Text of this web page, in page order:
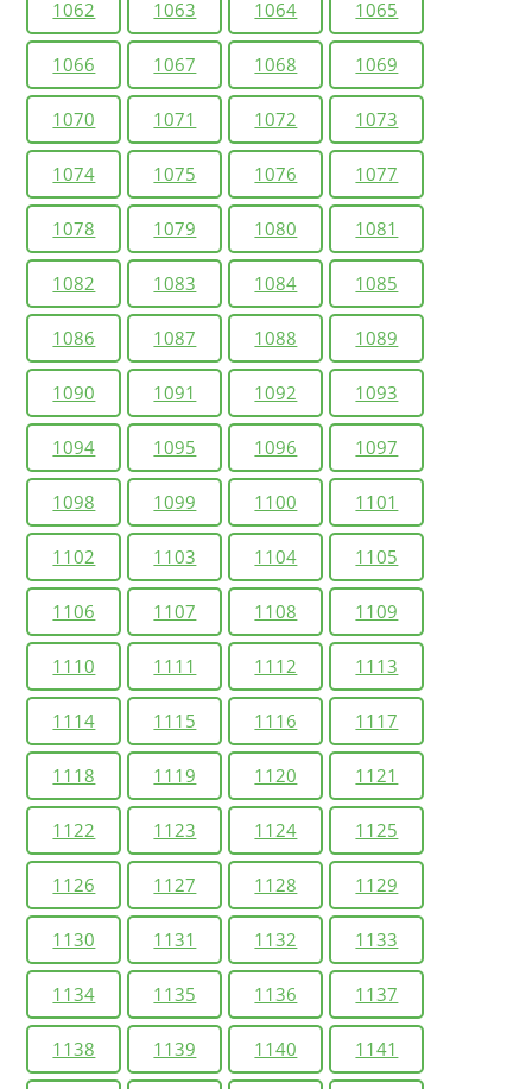
1062 1063 1064 1065
1066 1067 1068 1069
1070 1071 1072 1073
1074 1075 1076 1077
1078 1079 1080 1081
1082 1083 1084 1085
1086 1087 1088 1089
1090 1091 1092 1093
1094 1095 1096 1097
1098 1099 1100 1101
1102 1103 1104 1105
1106 1107 1108 1109
1110 1111 1112 1113
1114 1115 1116 1117
1118 1119 1120 1121
1122 1123 1124 1125
1126 1127 1128 1129
1130 1131 1132 1133
1134 1135 1136 1137
1138 1139 1140 1141